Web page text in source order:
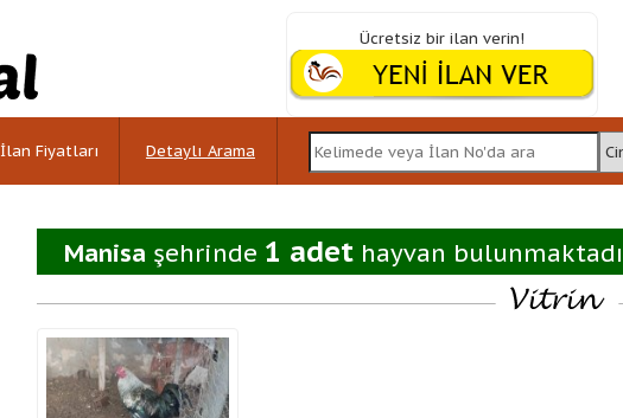
Ücretsiz bir ilan verin!
İlan Fiyatları Detaylı Arama
Manisa şehrinde 1 adet hayvan